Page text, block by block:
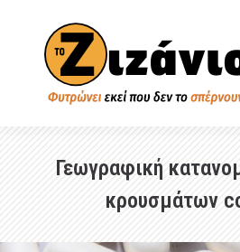
Γεωγραφική
κρουσμάτων